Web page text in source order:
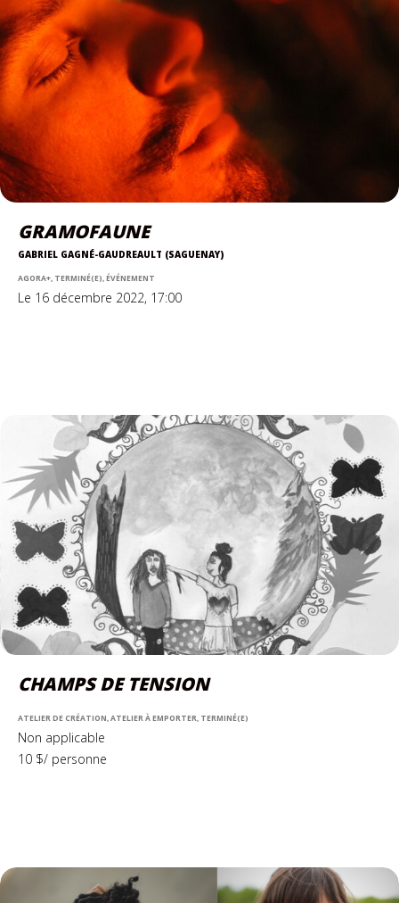
GRAMOFAUNE
GABRIEL GAGNÉ-GAUDREAULT (SAGUENAY)
AGORA+, TERMINÉ(E), ÉVÉNEMENT
Le 16 décembre 2022, 17:00
CHAMPS DE TENSION
ATELIER DE CRÉATION, ATELIER À EMPORTER, TERMINÉ(E)
Non applicable
10 $/ personne